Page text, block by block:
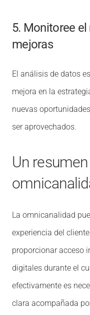
5. Monitoree
mejoras
El análisis de datos
mejora en la
nuevas
ser aprovechados.
Un
La omnicanalidad
experiencia del
proporcionar acceso
digitales durante el
efectivamente es
clara acompañada